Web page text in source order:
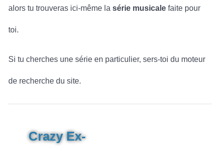
alors tu trouveras ici-même la série musicale faite pour
toi.
Si tu cherches une série en particulier, sers-toi du moteur
de recherche du site.
Crazy Ex-